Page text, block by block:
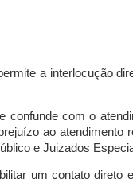
a interlocução
confunde com o
ao
e Juizados
um contato